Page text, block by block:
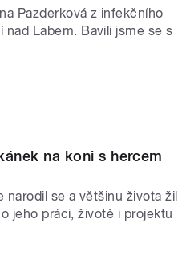
Pazderková z infekčního
Labem. Bavili jsme se s
na koni s hercem
narodil se a většinu života žil
jeho práci, životě i projektu